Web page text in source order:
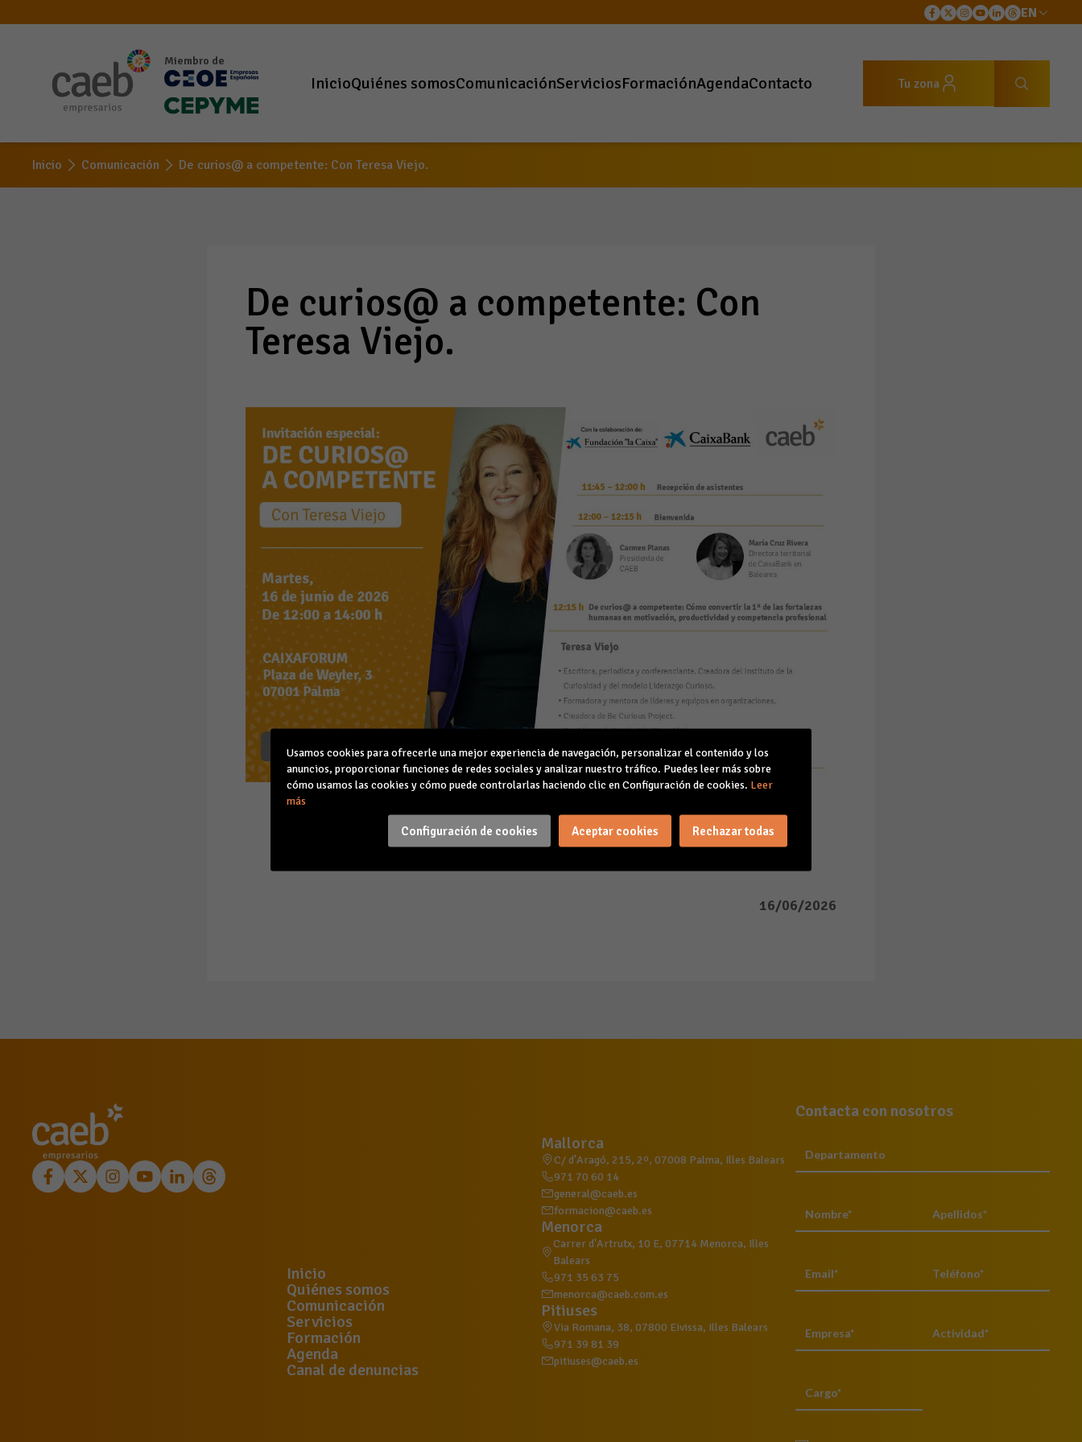
EN
Miembro de
InicioQuiénes somosComunicaciónServiciosFormaciónAgendaContacto Tu zona
De curios@ a competente: Con Teresa Viejo.
Inicio Comunicación De curios@ a competente: Con Teresa Viejo.
De curios@ a competente: Con
Teresa Viejo.
DESCARGAR LA INVITACIÓN
RESERVAR PLAZA
16/06/2026
Inicio
Quiénes somos
Comunicación
Servicios
Formación
Agenda
Canal de denuncias
Mallorca
C/ d'Aragó, 215, 2º, 07008 Palma, Illes Balears
971 70 60 14
general@caeb.es
formacion@caeb.es
Menorca
Carrer d'Artrutx, 10 E, 07714 Menorca, Illes
Balears
971 35 63 75
menorca@caeb.com.es
Pitiuses
Via Romana, 38, 07800 Eivissa, Illes Balears
971 39 81 39
pitiuses@caeb.es
Contacta con nosotros
Usamos cookies para ofrecerle una mejor experiencia de navegación, personalizar el contenido y los
anuncios, proporcionar funciones de redes sociales y analizar nuestro tráfico. Puedes leer más sobre
cómo usamos las cookies y cómo puede controlarlas haciendo clic en Configuración de cookies. Leer
más
Configuración de cookies Aceptar cookies Rechazar todas